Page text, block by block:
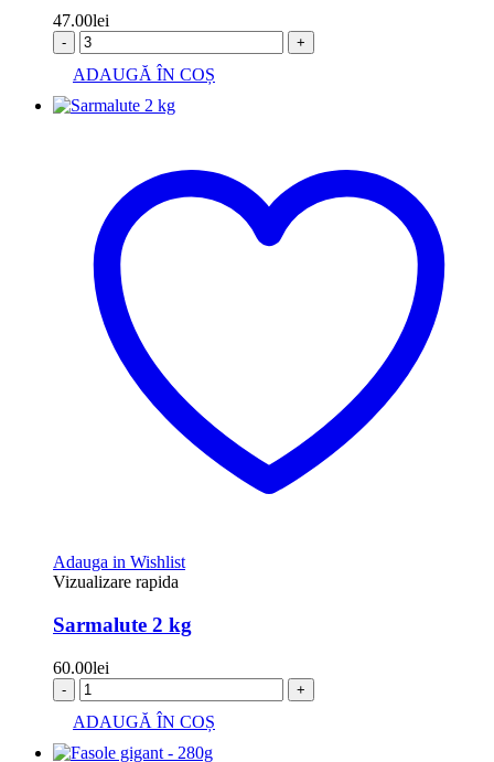
47.00lei
- +
ADAUGĂ ÎN COȘ
Adauga in Wishlist
Vizualizare rapida
Sarmalute 2 kg
60.00lei
- +
ADAUGĂ ÎN COȘ